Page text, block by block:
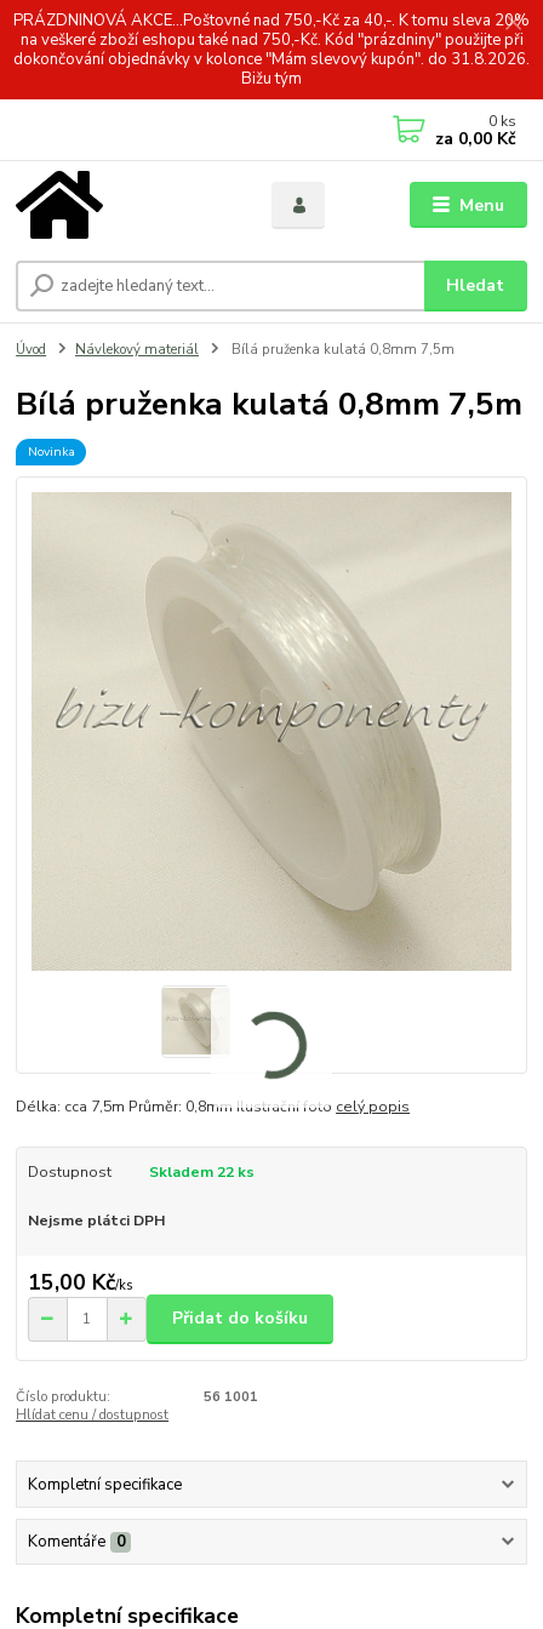
PRÁZDNINOVÁ AKCE...Poštovné nad 750,-Kč za 40,-. K tomu sleva 20%
na veškeré zboží eshopu také nad 750,-Kč. Kód "prázdniny" použijte při
dokončování objednávky v kolonce "Mám slevový kupón". do 31.8.2026.
Bižu tým
Menu
Hledat
0 ks
za 0,00 Kč
Úvod Návlekový materiál Bílá pruženka kulatá 0,8mm 7,5m
Bílá pruženka kulatá 0,8mm 7,5m
Novinka
Délka: cca 7,5m Průměr: 0,8mm Ilustrační foto celý popis
Dostupnost Skladem 22 ks
Nejsme plátci DPH
15,00 Kč/ks
Přidat do košíku
Číslo produktu:
56 1001
Hlídat cenu / dostupnost
Kompletní specifikace
Komentáře 0
Kompletní specifikace